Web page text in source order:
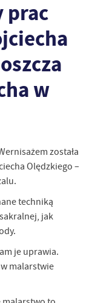
prac
w
została
Olędzkiego –
techniką
jak
je uprawia.
malarstwie
większy komfort
dopasowanie
zgody na
się i
pozwalają nam na
ich
informacje są
wszystkich
Ci naszych
oraz Twoich
trzecich lub
usług.
nasze